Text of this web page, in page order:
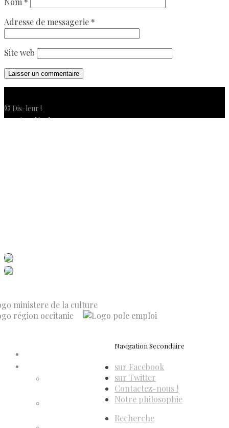
Adresse de messagerie *
Site web
© Dis-leur !
Mentions légales
Navigation Secondaire
sur Facebook
sur Twitter
Contactez-nous !
Notre philosophie
Recherche